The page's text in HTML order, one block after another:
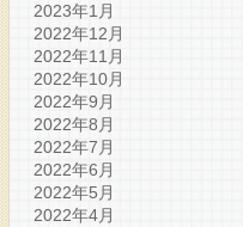
2023年1月
2022年12月
2022年11月
2022年10月
2022年9月
2022年8月
2022年7月
2022年6月
2022年5月
2022年4月